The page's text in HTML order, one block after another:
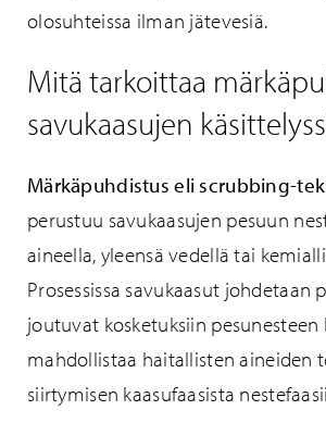
olosuhteissa ilman jätevesiä.
Mitä tarkoittaa
savukaasujen
Märkäpuhdistus eli scrubbing-
perustuu savukaasujen pesuun
aineella, yleensä vedellä tai
Prosessissa savukaasut johdetaan
joutuvat kosketuksiin pesunesteen
mahdollistaa haitallisten aineiden
siirtymisen kaasufaasista